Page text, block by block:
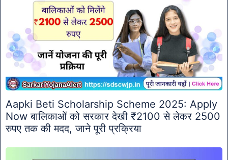
Aapki Beti Scholarship Scheme 2025: Apply
Now बालिकाओं को सरकार देखी ₹2100 से लेकर 2500
रुपए तक की मदद, जाने पूरी प्रक्रिया